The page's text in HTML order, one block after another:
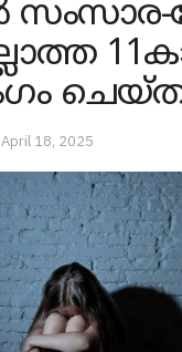
സംസാര-
April 18, 2025